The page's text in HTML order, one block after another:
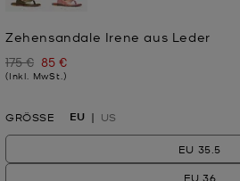
Zehensandale Irene aus Leder
Zuvor
175 € Jetzt
85 €
(Inkl. MwSt.)
GRÖSSE EU US
EU 35.5
EU 36